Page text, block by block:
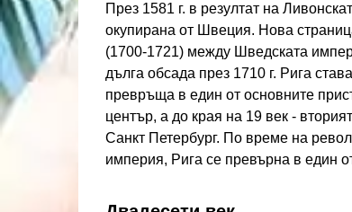
През 1581 г. в резултат на
окупирана от Швеция. Нова
(1700-1721) между Шведската
дълга обсада през 1710 г. Рига
превръща в един от основните
център, а до края на 19 век -
Санкт Петербург. По време на
империя, Рига се превърна в един